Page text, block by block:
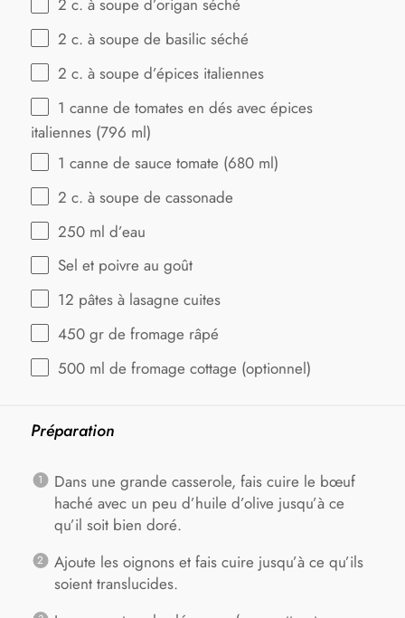
2 c. à soupe d’origan séché
2 c. à soupe de basilic séché
2 c. à soupe d’épices italiennes
1 canne de tomates en dés avec épices
italiennes (796 ml)
1 canne de sauce tomate (680 ml)
2 c. à soupe de cassonade
250 ml d’eau
Sel et poivre au goût
12 pâtes à lasagne cuites
450 gr de fromage râpé
500 ml de fromage cottage (optionnel)
Préparation
Dans une grande casserole, fais cuire le bœuf
haché avec un peu d’huile d’olive jusqu’à ce
qu’il soit bien doré.
Ajoute les oignons et fais cuire jusqu’à ce qu’ils
soient translucides.